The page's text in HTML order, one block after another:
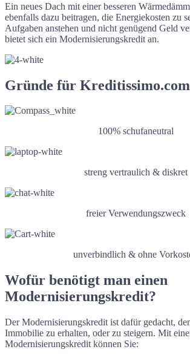
Ein neues Dach mit einer besseren
ebenfalls dazu beitragen, die Energiekosten zu
Aufgaben anstehen und nicht genügend Geld
bietet sich ein Modernisierungskredit an.
Gründe für Kreditissimo.com
100% schufaneutral
streng vertraulich & diskret
freier Verwendungszweck
unverbindlich & ohne
Wofür benötigt man einen
Modernisierungskredit?
Der Modernisierungskredit ist dafür gedacht,
Immobilie zu erhalten, oder zu steigern. Mit
Modernisierungskredit können Sie: